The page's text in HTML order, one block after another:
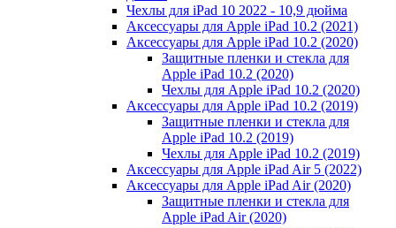
Чехлы для iPad 10 2022 - 10,9 дюйма
Аксессуары для Apple iPad 10.2 (2021)
Аксессуары для Apple iPad 10.2 (2020)
Защитные пленки и стекла для
Apple iPad 10.2 (2020)
Чехлы для Apple iPad 10.2 (2020)
Аксессуары для Apple iPad 10.2 (2019)
Защитные пленки и стекла для
Apple iPad 10.2 (2019)
Чехлы для Apple iPad 10.2 (2019)
Аксессуары для Apple iPad Air 5 (2022)
Аксессуары для Apple iPad Air (2020)
Защитные пленки и стекла для
Apple iPad Air (2020)